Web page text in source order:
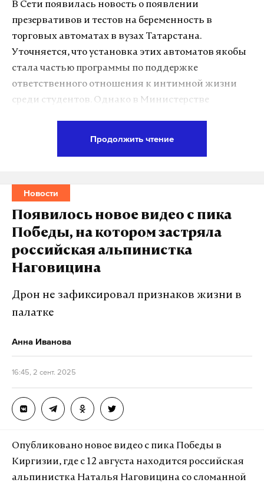
Дзен VK
#рпц # иск #упц
В Сети появилась новость о появлении
презервативов и тестов на беременность в
торговых автоматах в вузах Татарстана.
Уточняется, что установка этих автоматов якобы
стала частью программы по поддержке
ответственного отношения к интимной жизни
среди студентов. Однако в Министерстве
работает там, где тормозит интернет.
Макс Telegram
Дзен
Продолжить чтение
Новости
Появилось новое видео с пика
Победы, на котором застряла
российская альпинистка
Наговицина
Дрон не зафиксировал признаков жизни в
палатке
Анна Иванова
16:45, 2 сент. 2025
Опубликовано новое видео с пика Победы в
Киргизии, где с 12 августа находится российская
альпинистка Наталья Наговицина со сломанной